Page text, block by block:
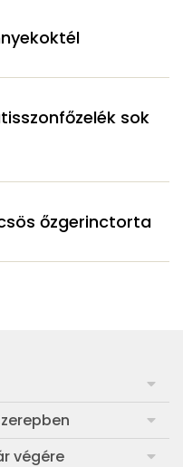
sok
őzgerinctorta
végére